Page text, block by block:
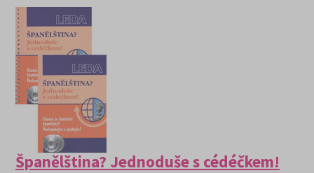
Španělština? Jednoduše s cédéčkem!